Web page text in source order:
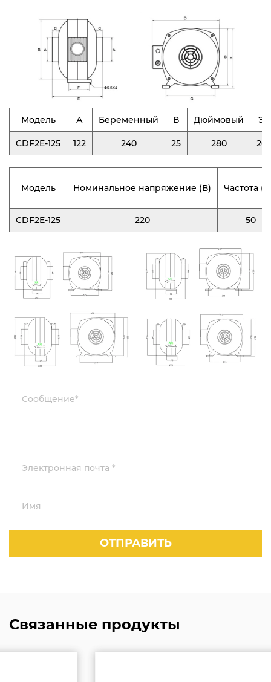
Модель А Беременный В Дюймовый Эн
CDF2E-125 122 240 25 280
Модель Номинальное напряжение (В) Частота
CDF2E-125 220 50
Связанные продукты